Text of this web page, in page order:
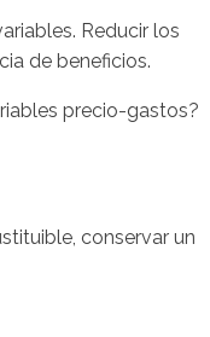
Reducir los
de beneficios.
precio-gastos?
conservar un